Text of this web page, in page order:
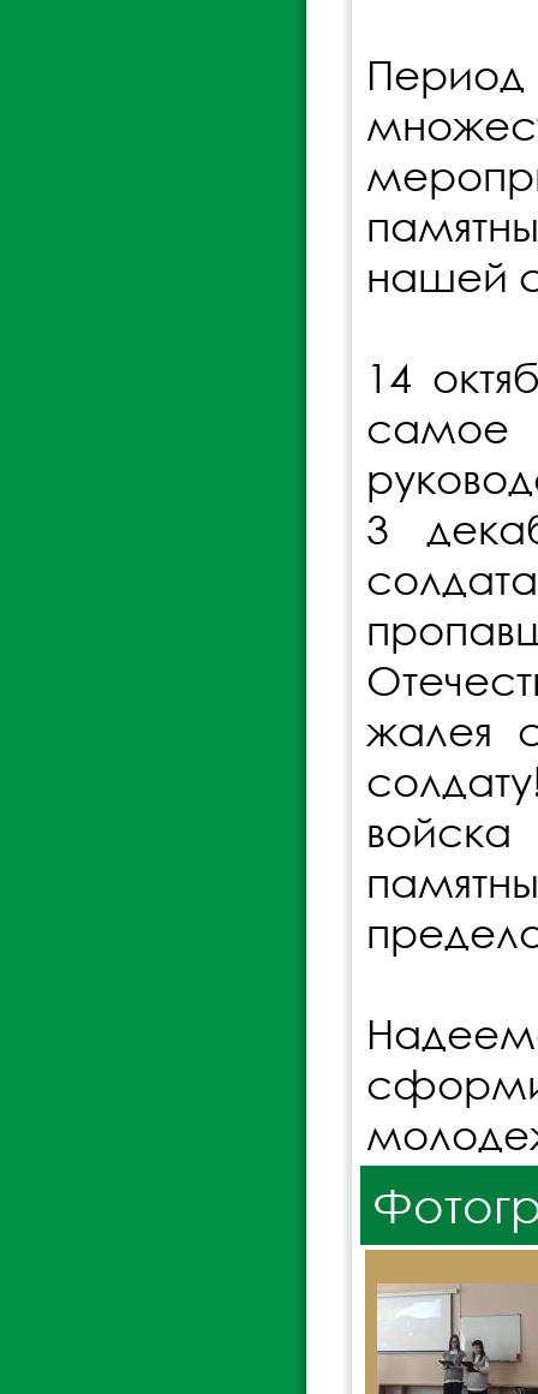
Период
нашей
14
самое
3
жалея